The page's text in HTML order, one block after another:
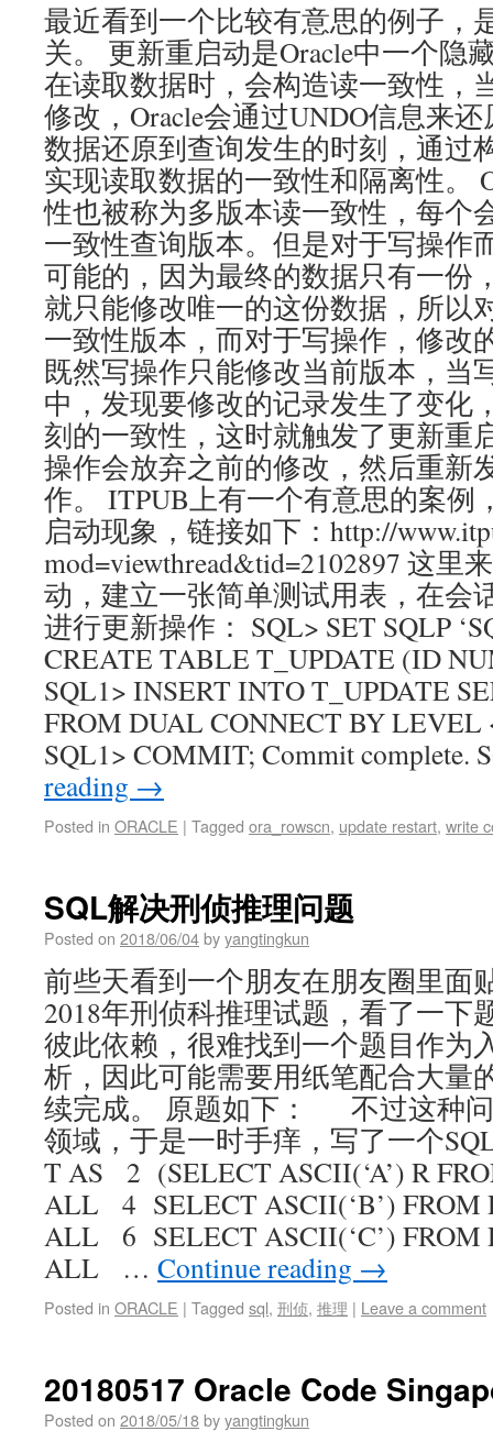
最近看到一个比较有意思的例子，
关。 更新重启动是Oracle中一个隐
在读取数据时，会构造读一致性，
修改，Oracle会通过UNDO信息来
数据还原到查询发生的时刻，通过
实现读取数据的一致性和隔离性。
性也被称为多版本读一致性，每个
一致性查询版本。但是对于写操作
可能的，因为最终的数据只有一份
就只能修改唯一的这份数据，所以
一致性版本，而对于写操作，修改
既然写操作只能修改当前版本，当
中，发现要修改的记录发生了变化
刻的一致性，这时就触发了更新重
操作会放弃之前的修改，然后重新
作。 ITPUB上有一个有意思的案例
启动现象，链接如下：http://
mod=viewthread&tid=2102897 这里
动，建立一张简单测试用表，在会
进行更新操作： SQL> SET SQLP
CREATE TABLE T_UPDATE (ID
SQL1> INSERT INTO T_UPDATE
FROM DUAL CONNECT BY LEVEL
SQL1> COMMIT; Commit
reading →
Posted in ORACLE | Tagged ora_rowscn, update restart, write
SQL解决刑侦推理问题
Posted on 2018/06/04byyangtingkun
前些天看到一个朋友在朋友圈里面
2018年刑侦科推理试题，看了一下
彼此依赖，很难找到一个题目作为
析，因此可能需要用纸笔配合大量
续完成。 原题如下： 不过这种问
领域，于是一时手痒，写了一个
T AS 2 (SELECT ASCII(‘A’) R
ALL 4 SELECT ASCII(‘B’)
ALL 6 SELECT ASCII(‘C’)
ALL … Continue reading →
Posted in ORACLE | Tagged sql, 刑侦, 推理 | Leave a comment
20180517 Oracle Code
Posted on 2018/05/18byyangtingkun